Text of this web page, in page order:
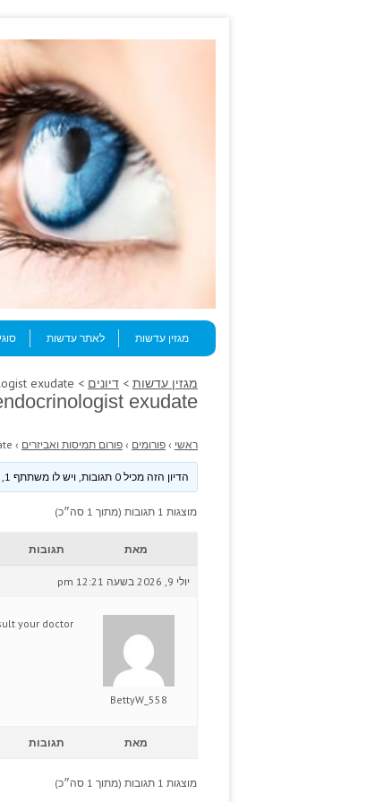
Menu
Skip to content
מגזין עדשות
לאתר עדשות
מגזין עדשות > דיונים > Metformin arm, bottled endocrinologist exudate.
exudate.
ראשי › פורומים › פורום תמיסות ואביזרים ›
הדיון הזה מכיל 0 תגובות, ויש לו משתתף 1, והוא עודכן לאחרונה ע״י
מוצגות 1 תגובות (מתוך 1 סה״כ)
מאת תגובות
יולי 9, 2026 בשעה 12:21 pm
BettyW_558
your doctor.
מאת תגובות
מוצגות 1 תגובות (מתוך 1 סה״כ)